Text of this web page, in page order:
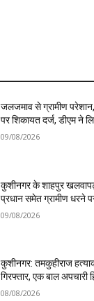
जलजमाव से ग्रामीण
पर शिकायत दर्ज, डीएम ने
09/08/2026
कुशीनगर के शाहपुर
प्रधान समेत ग्रामीण धरने
09/08/2026
कुशीनगर: तमकुहीराज
गिरफ्तार, एक बाल अपचारी
08/08/2026